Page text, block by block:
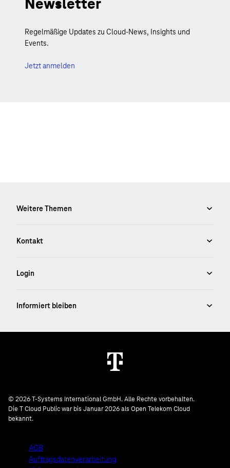
Regelmäßige Updates zu Cloud-News, Insights und
Events.
Jetzt anmelden
© 2026 T-Systems International GmbH. Alle Rechte vorbehalten.
Die T Cloud Public war bis Januar 2026 als Open Telekom Cloud
bekannt.
AGB
Auftragsdatenverarbeitung